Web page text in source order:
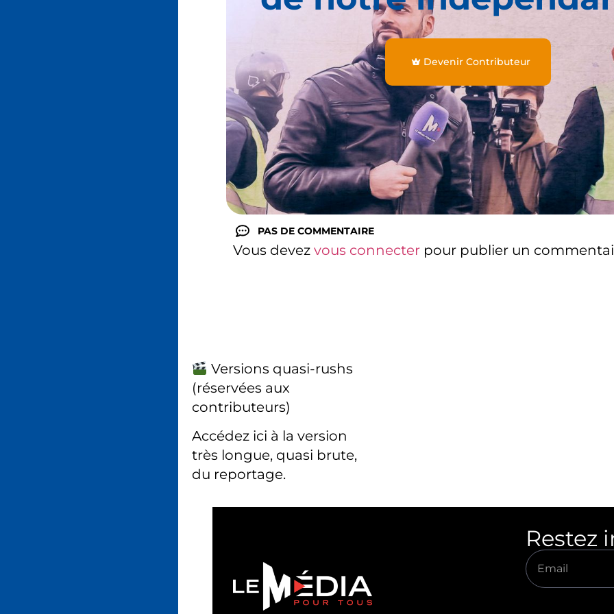
Devenir Contributeur
PAS DE COMMENTAIRE
Vous devez vous connecter pour publier un
Versions quasi-rushs
(réservées aux
contributeurs)
Accédez ici à la version
très longue, quasi brute,
du reportage.
Restez